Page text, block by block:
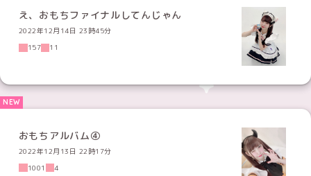
え、おもちファイナルしてんじゃん
2022年12月14日 23時45分
157
11
おもちアルバム④
2022年12月13日 22時17分
1001
4